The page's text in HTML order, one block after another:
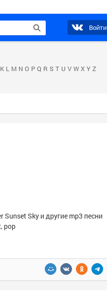
Войти
K L M N O P Q R S T U V W X Y Z
Sky и другие mp3 песни
pop